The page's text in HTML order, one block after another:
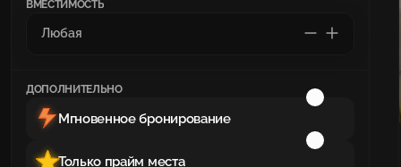
ВМЕСТИМОСТЬ
ДОПОЛНИТЕЛЬНО
Мгновенное бронирование
Только прайм места